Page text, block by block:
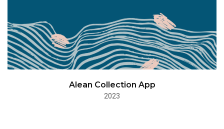
Alean Collection App
2023